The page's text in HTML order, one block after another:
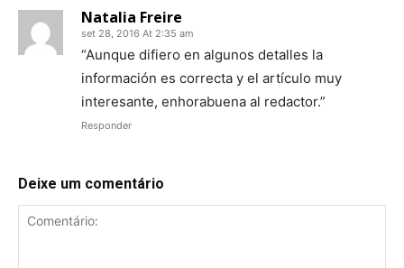
Natalia Freire
set 28, 2016 At 2:35 am
“Aunque difiero en algunos detalles la
información es correcta y el artículo muy
interesante, enhorabuena al redactor.”
Responder
Deixe um comentário